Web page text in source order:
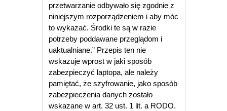
przetwarzanie odbywało się zgodnie z
niniejszym rozporządzeniem i aby móc
to wykazać. Środki te są w razie
potrzeby poddawane przeglądom i
uaktualniane.” Przepis ten nie
wskazuje wprost w jaki sposób
zabezpieczyć laptopa, ale należy
pamiętać, że szyfrowanie, jako sposób
zabezpieczenia danych zostało
wskazane w art. 32 ust. 1 lit. a RODO.